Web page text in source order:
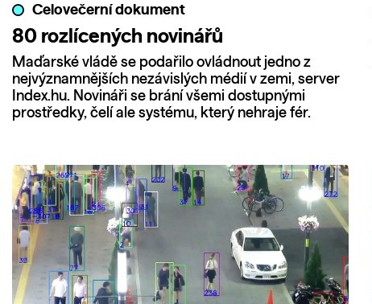
Celovečerní dokument
80 rozlícených novinářů
Maďarské vládě se podařilo ovládnout jedno z
nejvýznamnějších nezávislých médií v zemi, server
Index.hu. Novináři se brání všemi dostupnými
prostředky, čelí ale systému, který nehraje fér.